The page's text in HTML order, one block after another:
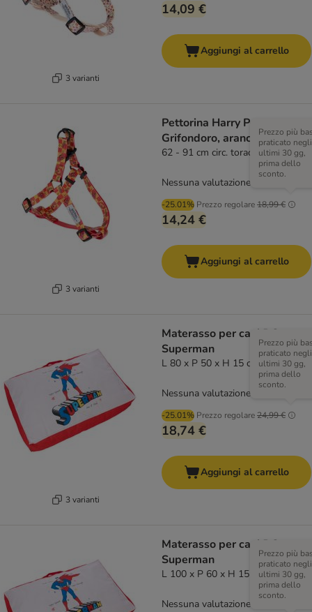
3 varianti
14,09 €
Aggiungi al carrello
3 varianti
Pettorina Harry Potter
Grifondoro, arancione
62 - 91 cm circ. torace
-25.01% Prezzo regolare18,99 €
Prezzo più
praticato negli
ultimi 30 gg,
prima dello
sconto.
14,24 €
Nessuna valutazione
Aggiungi al carrello
3 varianti
Materasso per cani DC
Superman
L 80 x P 50 x H 15 cm
-25.01% Prezzo regolare24,99 €
Prezzo più
praticato negli
ultimi 30 gg,
prima dello
sconto.
18,74 €
Nessuna valutazione
Aggiungi al carrello
Materasso per cani DC
Superman
L 100 x P 60 x H 15 cm
Prezzo più
praticato negli
ultimi 30 gg,
prima dello
sconto.
Nessuna valutazione